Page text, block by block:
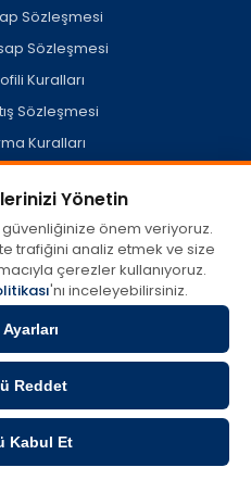
Sırala
Sözleşmesi
Sözleşmesi
Kuralları
Sözleşmesi
Kuralları
oluşturulan veya açık
profilleri dahil her türlü
eksiksizliği ve yasallığına dair
sağlayan tarafa aittir.
'Yer Sağlayıcı' olup; söz
zararlardan hiçbir
ve hizmet talepleriniz için
sahibi ile irtibata geçebilirsiniz.
Yönetin
önem veriyoruz.
trafiğini analiz etmek ve size
çerezler kullanıyoruz.
'nı inceleyebilirsiniz.
Reddet
Kabul Et